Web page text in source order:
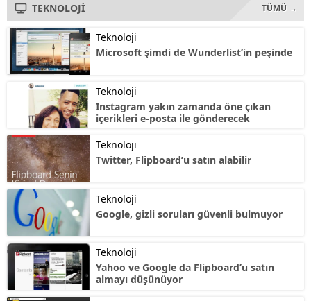
TEKNOLOJİ TÜMÜ →
Teknoloji
Microsoft şimdi de Wunderlist’in peşinde
Teknoloji
Instagram yakın zamanda öne çıkan
içerikleri e-posta ile gönderecek
Teknoloji
Twitter, Flipboard’u satın alabilir
Teknoloji
Google, gizli soruları güvenli bulmuyor
Teknoloji
Yahoo ve Google da Flipboard’u satın
almayı düşünüyor